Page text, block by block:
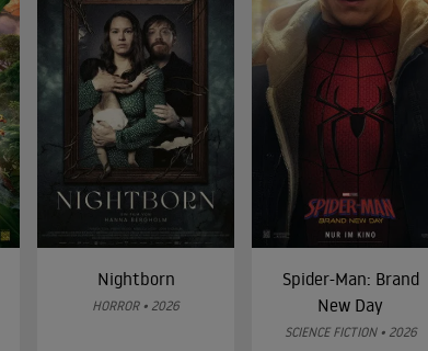
Nightborn
HORROR • 2026
Spider-Man: Brand
New Day
SCIENCE FICTION • 2026